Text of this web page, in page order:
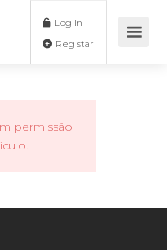
Log In
permissão